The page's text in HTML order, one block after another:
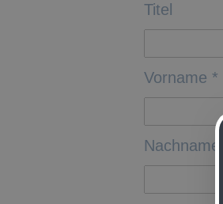
Titel
Vorname *
Nachname *